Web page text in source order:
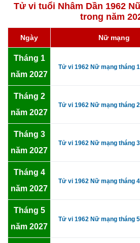
Tử vi tuổi Nhâm Dần 1962
trong năm
Ngày Nữ mạng
Tháng 1
năm 2027
Tử vi 1962 Nữ mạng tháng
Tháng 2
năm 2027
Tử vi 1962 Nữ mạng tháng
Tháng 3
năm 2027
Tử vi 1962 Nữ mạng tháng
Tháng 4
năm 2027
Tử vi 1962 Nữ mạng tháng
Tháng 5
năm 2027
Tử vi 1962 Nữ mạng tháng